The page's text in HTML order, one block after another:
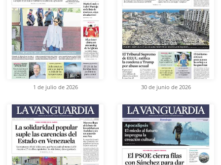
1 de julio de 2026 30 de junio de 2026